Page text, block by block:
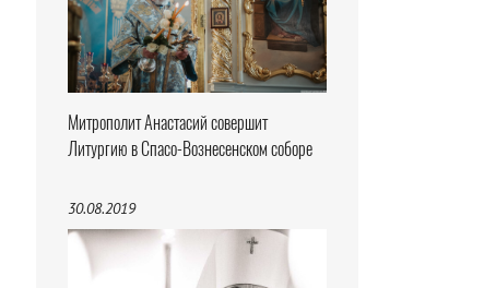
Митрополит Анастасий совершит
Литургию в Спасо-Вознесенском соборе
30.08.2019